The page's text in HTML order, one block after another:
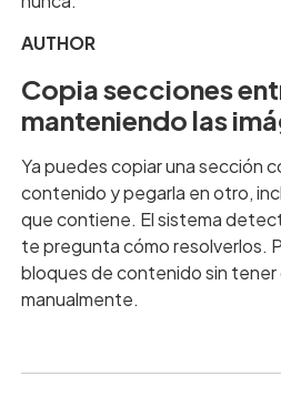
AUTHOR
Copia secciones
manteniendo las
Ya puedes copiar una sección
contenido y pegarla en otro,
que contiene. El sistema
te pregunta cómo resolverlos.
bloques de contenido sin tener
manualmente.